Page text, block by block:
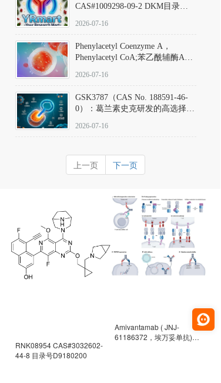
CAS#1009298-09-2 DKM目录号
激酶抑制剂的深度剖析
2026-07-16
Phenylacetyl Coenzyme A，
Phenylacetyl CoA;苯乙酰辅酶A
2026-07-16
GSK3787（CAS No. 188591-46-
0）：葛兰素史克研发的高选择
抗剂，被广泛视为研究PPARδ核
靶点药理机制的金标准化学探
针。
2026-07-16
上一页 下一页
RNK08954 CAS#3032602-
44-8 目录号D9180200
Amivantamab ( JNJ-
61186372，埃万妥单抗)